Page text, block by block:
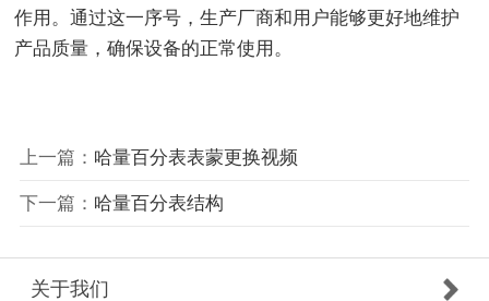
作用。通过这一序号，生产厂商和用户能够更好地维护
产品质量，确保设备的正常使用。
上一篇： 哈量百分表表蒙更换视频
下一篇： 哈量百分表结构
关于我们